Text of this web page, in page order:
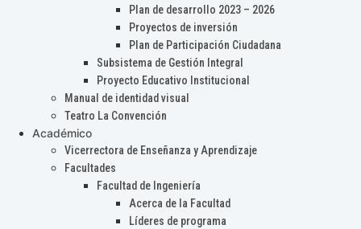
Plan de desarrollo 2023 – 2026
Proyectos de inversión
Plan de Participación Ciudadana
Subsistema de Gestión Integral
Proyecto Educativo Institucional
Manual de identidad visual
Teatro La Convención
Académico
Vicerrectora de Enseñanza y Aprendizaje
Facultades
Facultad de Ingeniería
Acerca de la Facultad
Líderes de programa